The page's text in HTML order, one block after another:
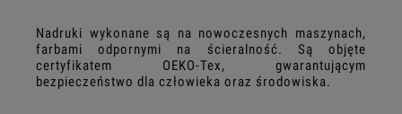
Nadruki wykonane są na nowoczesnych maszynach,
farbami odpornymi na ścieralność. Są objęte
certyfikatem OEKO-Tex, gwarantującym
bezpieczeństwo dla człowieka oraz środowiska.